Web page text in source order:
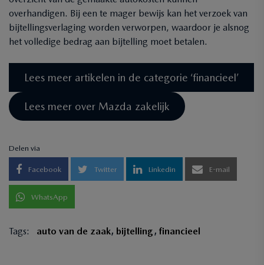
overhandigen. Bij een te mager bewijs kan het verzoek van
bijtellingsverlaging worden verworpen, waardoor je alsnog
het volledige bedrag aan bijtelling moet betalen.
Lees meer artikelen in de categorie ‘financieel’
Lees meer over Mazda zakelijk
Delen via
Facebook Twitter Linkedin E-mail
WhatsApp
Tags: auto van de zaak, bijtelling, financieel